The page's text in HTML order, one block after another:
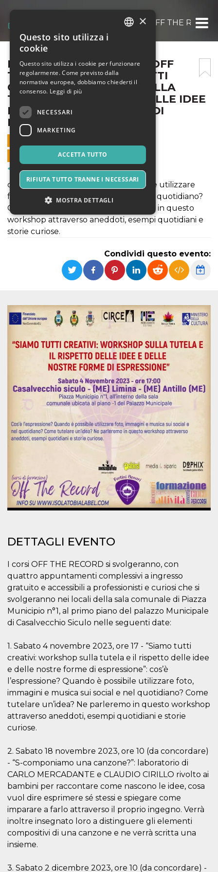
FORTINI SONORI – CORSI OFF THE
FORTINI SONORI – CORSI OFF
THE RECORD: “SIAMO TUTTI
CREATIVI: WORKSHOP SULLA
TUTELA E IL RISPETTO DELLE IDEE
E DELLE NOSTRE FORME DI
ESPRESSIONE”
VENDITE ONLINE TERMINATE
Corsi & Formazione
cos’è l’espressione? Quando è possibile utilizzare
foto, immagini e musica sui social e nel quotidiano?
Come tutelare un’idea? Ne parleremo in questo
workshop attraverso aneddoti, esempi quotidiani e
storie curiose.
Condividi questo evento:
DETTAGLI EVENTO
I corsi OFF THE RECORD si svolgeranno, con
quattro appuntamenti complessivi a ingresso
gratuito e accessibili a professionisti e curiosi che si
svolgeranno nei locali della sala comunale di Piazza
Municipio n°1, al primo piano del palazzo Municipale
di Casalvecchio Siculo nelle seguenti date:
1. Sabato 4 novembre 2023, ore 17 - “Siamo tutti
creativi: workshop sulla tutela e il rispetto delle idee
e delle nostre forme di espressione”: cos’è
l’espressione? Quando è possibile utilizzare foto,
immagini e musica sui social e nel quotidiano? Come
tutelare un’idea? Ne parleremo in questo workshop
attraverso aneddoti, esempi quotidiani e storie
curiose.
2. Sabato 18 novembre 2023, ore 10 (da concordare)
- “S-componiamo una canzone?”: laboratorio di
CARLO MERCADANTE e CLAUDIO CIRILLO rivolto ai
bambini per raccontare come nascono le idee, cosa
vuol dire esprimere sé stessi e spiegare come
imparare a farlo attraverso il proprio ingegno. Verrà
inoltre insegnato loro a distinguere gli elementi
compositivi di una canzone e ne verrà scritta una
insieme.
3. Sabato 2 dicembre 2023, ore 10 (da concordare) -
×
Questo sito utilizza i
cookie
Questo sito utilizza i cookie per funzionare
regolarmente. Come previsto dalla
normativa europea, dobbiamo chiederti il
consenso. Leggi di più
NECESSARI
MARKETING
ACCETTA TUTTO
RIFIUTA TUTTO TRANNE I NECESSARI
MOSTRA DETTAGLI
Necessari
I cookie strettamente necessari o tecnici sono
indispensabili al funzionamento del sito. I
servizi qui presenti non potranno funzionare
cf_clearance
Cloudflare,
Inc.
.oooh.events
1 anno
Clearance
Cookie from
CloudFlare
of challenge
passed. It is
captcha or
present. It is
required to
reach origin
server.
wordpress_test_cookie
Automattic
Inc.
.oooh.events
Sessione
Cookie di
Wordpress,
verifica che il
PHP.net
oooh.events
Sessione
Cookie
generato da
basate sul
linguaggio PHP.
Si tratta di un
identificatore
generico
modo casuale, il
modo in cui
viene utilizzato
può essere
sito, ma un
buon esempio è
mantenere uno
stato di accesso
per un utente
m
Stripe
m.stripe.com
1 anno 1
mese
Questo cookie
viene
generalmente
l'ottimizzazione
dei servizi di
elaborazione
dei pagamenti,
facilitando la
memorizzazione
veloci.
CookieScriptConsent
CookieScript
oooh.events
4
settimane
2 giorni
Questo cookie
viene utilizzato
dal servizio
Cookie-
Script.com per
ricordare le
preferenze di
consenso sui
cookie dei
visitatori. È
necessario che il
funzioni